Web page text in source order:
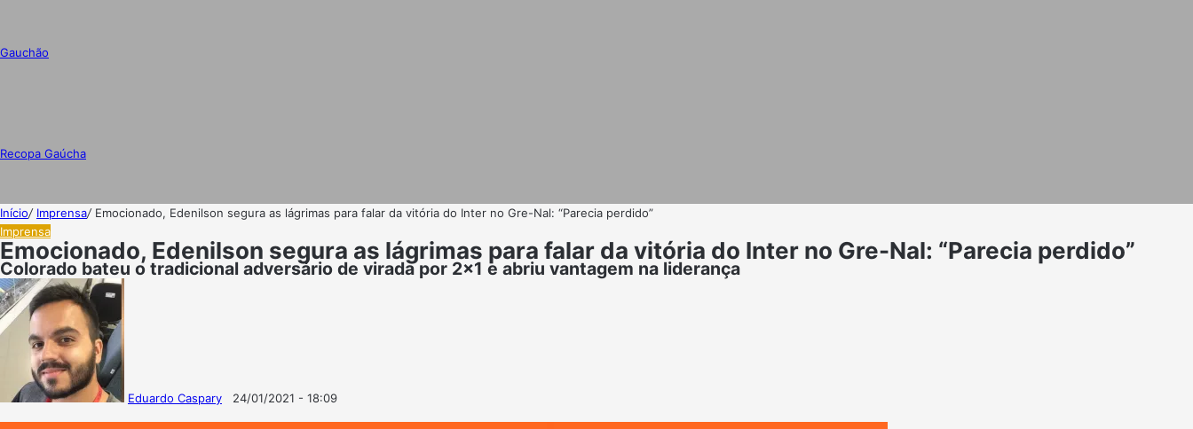
Gauchão
Recopa Gaúcha
Início/ Imprensa/ Emocionado, Edenilson segura as lágrimas para falar da vitória do Inter no Gre-Nal: “Parecia perdido”
Imprensa
Emocionado, Edenilson segura as lágrimas para falar da vitória do Inter no Gre-Nal: “Parecia perdido”
Colorado bateu o tradicional adversário de virada por 2x1 e abriu vantagem na liderança
Eduardo Caspary
24/01/2021 - 18:09